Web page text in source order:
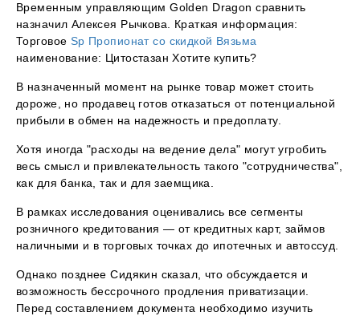
Временным управляющим Golden Dragon сравнить
назначил Алексея Рычкова. Краткая информация:
Торговое Sp Пропионат со скидкой Вязьма
наименование: Цитостазан Хотите купить?
В назначенный момент на рынке товар может стоить
дороже, но продавец готов отказаться от потенциальной
прибыли в обмен на надежность и предоплату.
Хотя иногда "расходы на ведение дела" могут угробить
весь смысл и привлекательность такого "сотрудничества",
как для банка, так и для заемщика.
В рамках исследования оценивались все сегменты
розничного кредитования — от кредитных карт, займов
наличными и в торговых точках до ипотечных и автоссуд.
Однако позднее Сидякин сказал, что обсуждается и
возможность бессрочного продления приватизации.
Перед составлением документа необходимо изучить